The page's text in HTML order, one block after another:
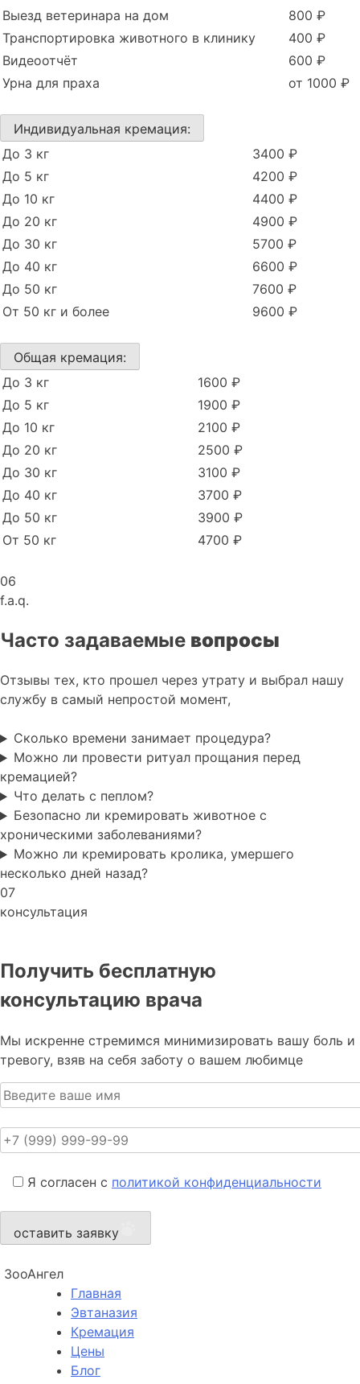
Выезд ветеринара на дом
800 ₽
Транспортировка животного в клинику
400 ₽
Видеоотчёт
600 ₽
Урна для праха
от 1000 ₽
Индивидуальная кремация:
До 3 кг
3400 ₽
До 5 кг
4200 ₽
До 10 кг
4400 ₽
До 20 кг
4900 ₽
До 30 кг
5700 ₽
До 40 кг
6600 ₽
До 50 кг
7600 ₽
От 50 кг и более
9600 ₽
Общая кремация:
До 3 кг
1600 ₽
До 5 кг
1900 ₽
До 10 кг
2100 ₽
До 20 кг
2500 ₽
До 30 кг
3100 ₽
До 40 кг
3700 ₽
До 50 кг
3900 ₽
От 50 кг
4700 ₽
06
f.a.q.
Часто задаваемые вопросы
Отзывы тех, кто прошел через утрату и выбрал нашу
службу в самый непростой момент,
Сколько времени занимает процедура?
Можно ли провести ритуал прощания перед
кремацией?
Что делать с пеплом?
Безопасно ли кремировать животное с
хроническими заболеваниями?
Можно ли кремировать кролика, умершего
несколько дней назад?
07
консультация
Получить бесплатную
консультацию врача
Мы искренне стремимся минимизировать вашу боль и
тревогу, взяв на себя заботу о вашем любимце
Я согласен с политикой конфиденциальности
оставить заявку
ЗооАнгел
Главная
Эвтаназия
Кремация
Цены
Блог